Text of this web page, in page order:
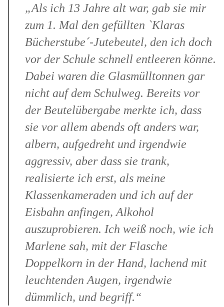
„Als ich 13 Jahre alt war, gab sie mir
zum 1. Mal den gefüllten `Klaras
Bücherstube´-Jutebeutel, den ich doch
vor der Schule schnell entleeren könne.
Dabei waren die Glasmülltonnen gar
nicht auf dem Schulweg. Bereits vor
der Beutelübergabe merkte ich, dass
sie vor allem abends oft anders war,
albern, aufgedreht und irgendwie
aggressiv, aber dass sie trank,
realisierte ich erst, als meine
Klassenkameraden und ich auf der
Eisbahn anfingen, Alkohol
auszuprobieren. Ich weiß noch, wie ich
Marlene sah, mit der Flasche
Doppelkorn in der Hand, lachend mit
leuchtenden Augen, irgendwie
dümmlich, und begriff.“